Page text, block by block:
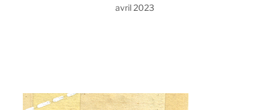
avril 2023